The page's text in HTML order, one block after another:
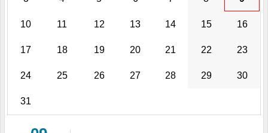
10 11 12 13 14 15 16
17 18 19 20 21 22 23
24 25 26 27 28 29 30
31